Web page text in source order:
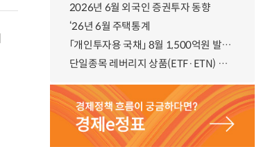
2026년 6월 외국인 증권투자 동향
‘26년 6월 주택통계
「개인투자용 국채」 8월 1,500억원 발행 예정
단일종목 레버리지 상품(ETF·ETN) 기본예탁금 강화 조기시행 방안 안내